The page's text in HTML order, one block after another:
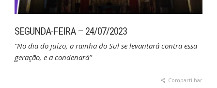
SEGUNDA-FEIRA – 24/07/2023
“No dia do juízo, a rainha do Sul se levantará contra essa
geração, e a condenará”
Compartilhar